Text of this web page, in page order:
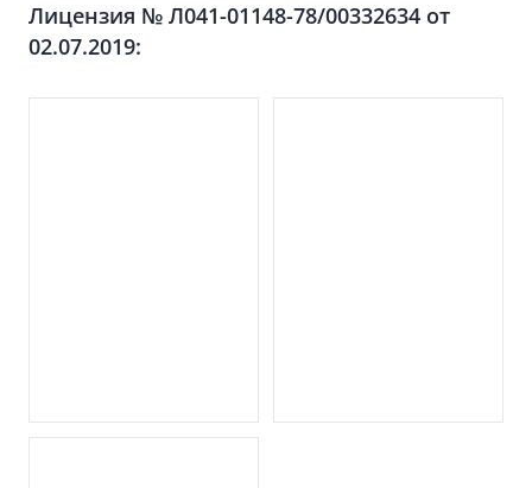
Лицензия № Л041-01148-78/00332634 от
02.07.2019: